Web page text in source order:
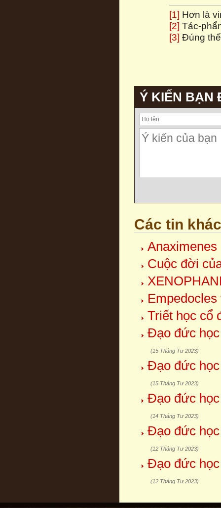
[1] Hơn là
[2] Tác-
[3] Đúng
Ý KIẾN BẠN
Các tin khác
Cuộc đời
Triết học cổ
Đạo đức
(15 Tháng Tư 2023)
Đạo đức
(15 Tháng Tư 2023)
Đạo đức
(14 Tháng Tư 2023)
Đạo đức
(12 Tháng Tư 2023)
Đạo đức
(12 Tháng Tư 2023)